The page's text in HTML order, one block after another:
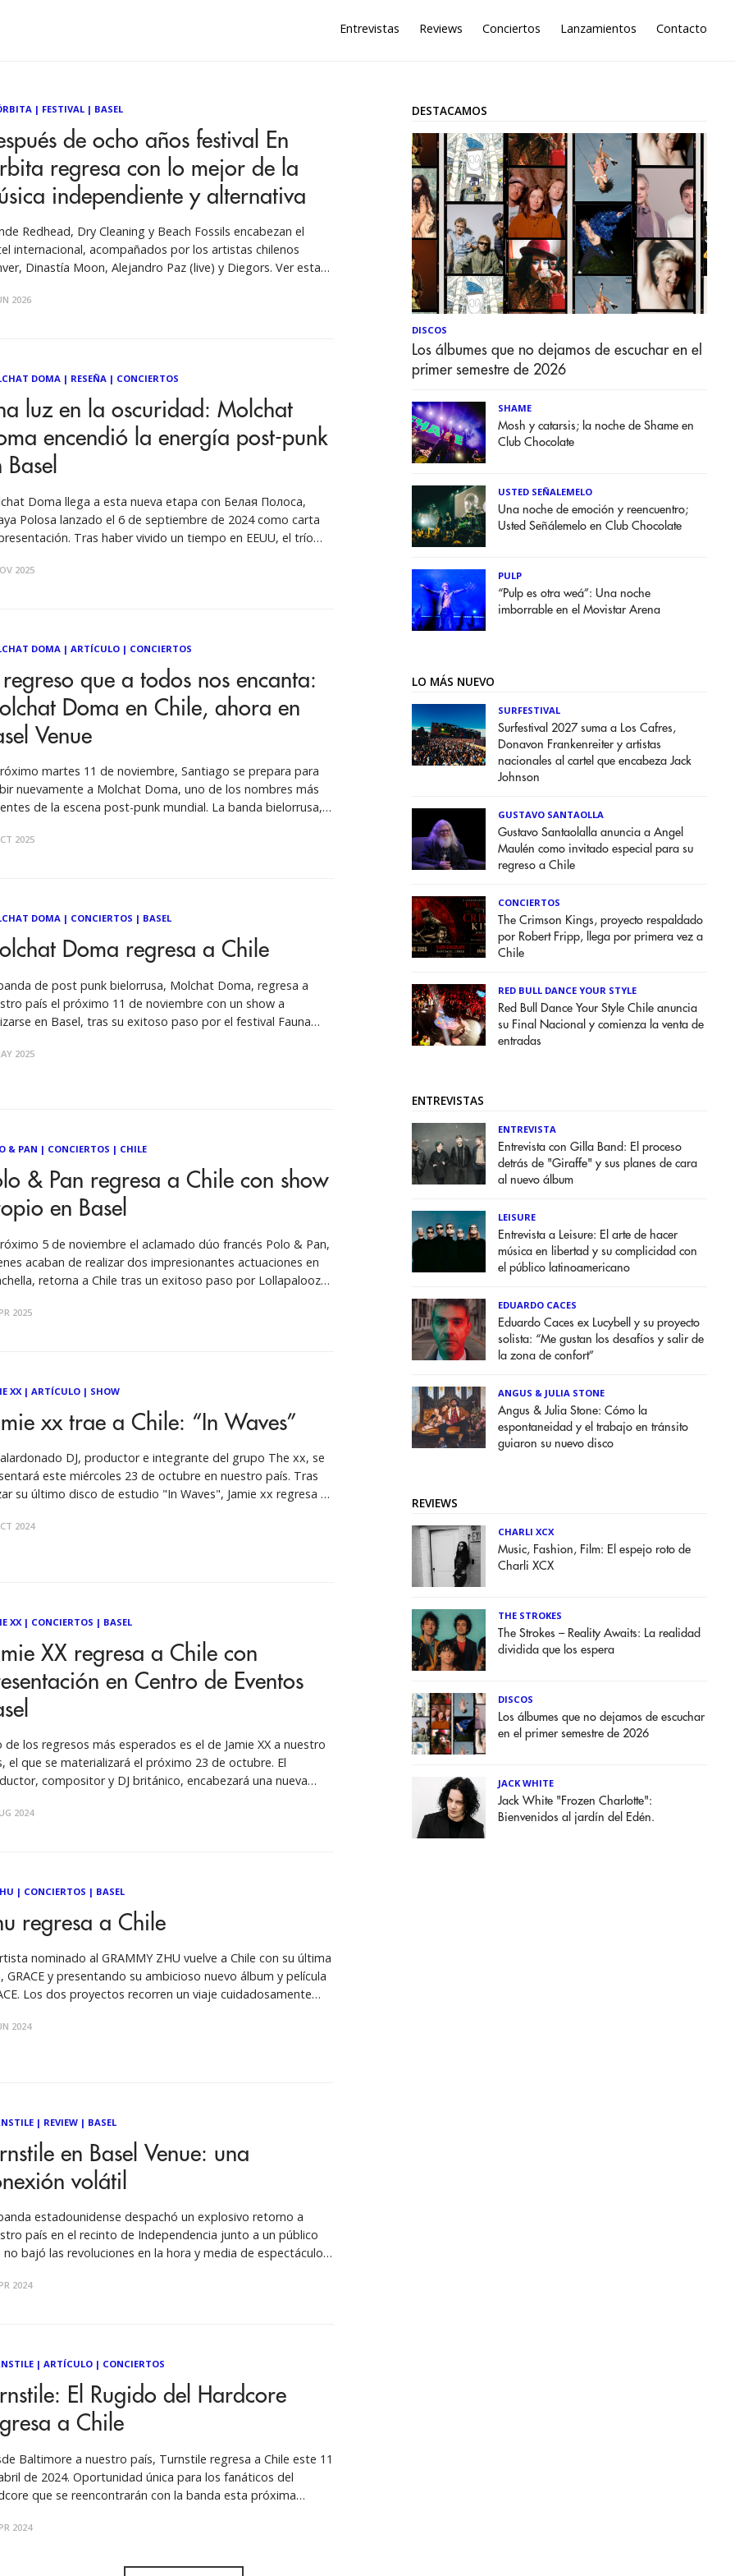
Entrevistas Reviews Conciertos Lanzamientos Contacto
| FESTIVAL| BASEL
de ocho años festival En
regresa con lo mejor de la
independiente y alternativa
Redhead, Dry Cleaning y Beach Fossils encabezan el
internacional, acompañados por los artistas chilenos
Dinastía Moon, Alejandro Paz (live) y Diegors. Ver esta
(@sunderbeats) Los días jueves 24 y viernes 25 de
2026
DOMA| RESEÑA| CONCIERTOS
luz en la oscuridad: Molchat
encendió la energía post-punk
Basel
Doma llega a esta nueva etapa con Белая Полоса,
Polosa lanzado el 6 de septiembre de 2024 como carta
Tras haber vivido un tiempo en EEUU, el trío
sonora: drum machines más marcadas, sintetizadores
2025
DOMA| ARTÍCULO| CONCIERTOS
regreso que a todos nos encanta:
Doma en Chile, ahora en
Venue
martes 11 de noviembre, Santiago se prepara para
nuevamente a Molchat Doma, uno de los nombres más
de la escena post-punk mundial. La banda bielorrusa,
y voces cargadas de melancolía, se presentará en el
2025
DOMA| CONCIERTOS | BASEL
Doma regresa a Chile
de post punk bielorrusa, Molchat Doma, regresa a
país el próximo 11 de noviembre con un show a
en Basel, tras su exitoso paso por el festival Fauna
Egor Shkutko, el guitarrista y sintetizador
2025
& PAN | CONCIERTOS | CHILE
& Pan regresa a Chile con show
en Basel
5 de noviembre el aclamado dúo francés Polo & Pan,
acaban de realizar dos impresionantes actuaciones en
retorna a Chile tras un exitoso paso por Lollapalooza
Armand-Delille (Polo) y Alexandre Grynszpan (Pan),
2025
XX| ARTÍCULO| SHOW
xx trae a Chile: “In Waves”
DJ, productor e integrante del grupo The xx, se
este miércoles 23 de octubre en nuestro país. Tras
su último disco de estudio "In Waves", Jamie xx regresa a
2024
XX| CONCIERTOS | BASEL
XX regresa a Chile con
en Centro de Eventos
de los regresos más esperados es el de Jamie XX a nuestro
el que se materializará el próximo 23 de octubre. El
compositor y DJ británico, encabezará una nueva
Basel. El artista que
2024
| CONCIERTOS | BASEL
regresa a Chile
nominado al GRAMMY ZHU vuelve a Chile con su última
GRACE y presentando su ambicioso nuevo álbum y película
Los dos proyectos recorren un viaje cuidadosamente
a la paz. ZHU
2024
| REVIEW| BASEL
en Basel Venue: una
volátil
estadounidense despachó un explosivo retorno a
país en el recinto de Independencia junto a un público
no bajó las revoluciones en la hora y media de espectáculo.
personas que repletaron el
2024
| ARTÍCULO| CONCIERTOS
El Rugido del Hardcore
a Chile
Baltimore a nuestro país, Turnstile regresa a Chile este 11
de 2024. Oportunidad única para los fanáticos del
que se reencontrarán con la banda esta próxima
por SunderBeats (@sunderbeats) Tras debutar en
2024
DESTACAMOS
DISCOS
Los álbumes que no dejamos de escuchar en el
primer semestre de 2026
SHAME
Mosh y catarsis; la noche de Shame en
Club Chocolate
USTED SEÑALEMELO
Una noche de emoción y reencuentro;
Usted Señálemelo en Club Chocolate
PULP
“Pulp es otra weá”: Una noche
imborrable en el Movistar Arena
LO MÁS NUEVO
SURFESTIVAL
Surfestival 2027 suma a Los Cafres,
Donavon Frankenreiter y artistas
nacionales al cartel que encabeza Jack
Johnson
GUSTAVO SANTAOLLA
Gustavo Santaolalla anuncia a Angel
Maulén como invitado especial para su
regreso a Chile
CONCIERTOS
The Crimson Kings, proyecto respaldado
por Robert Fripp, llega por primera vez a
Chile
RED BULL DANCE YOUR STYLE
Red Bull Dance Your Style Chile anuncia
su Final Nacional y comienza la venta de
entradas
ENTREVISTAS
ENTREVISTA
Entrevista con Gilla Band: El proceso
detrás de "Giraffe" y sus planes de cara
al nuevo álbum
LEISURE
Entrevista a Leisure: El arte de hacer
música en libertad y su complicidad con
el público latinoamericano
EDUARDO CACES
Eduardo Caces ex Lucybell y su proyecto
solista: “Me gustan los desafíos y salir de
la zona de confort”
ANGUS & JULIA STONE
Angus & Julia Stone: Cómo la
espontaneidad y el trabajo en tránsito
guiaron su nuevo disco
REVIEWS
CHARLI XCX
Music, Fashion, Film: El espejo roto de
Charli XCX
THE STROKES
The Strokes – Reality Awaits: La realidad
dividida que los espera
DISCOS
Los álbumes que no dejamos de escuchar
en el primer semestre de 2026
JACK WHITE
Jack White "Frozen Charlotte":
Bienvenidos al jardín del Edén.